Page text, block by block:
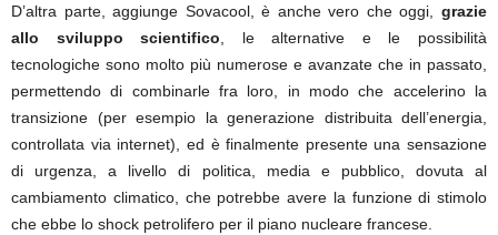
D’altra parte, aggiunge Sovacool, è anche vero che oggi,
grazie
allo sviluppo scientifico , le alternative e le possibilità
tecnologiche sono molto più numerose e avanzate che in passato,
permettendo di combinarle fra loro, in modo che accelerino la
transizione (per esempio la generazione distribuita dell’energia,
controllata via internet), ed è finalmente presente una sensazione
di urgenza, a livello di politica, media e pubblico, dovuta al
cambiamento climatico, che potrebbe avere la funzione di stimolo
che ebbe lo shock petrolifero per il piano nucleare francese.